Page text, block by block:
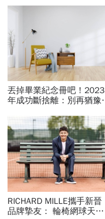
丟掉畢業紀念冊吧！2023
年成功斷捨離：別再猶豫
的東西
RICHARD MILLE攜手新晉
品牌摯友： 輪椅網球天才